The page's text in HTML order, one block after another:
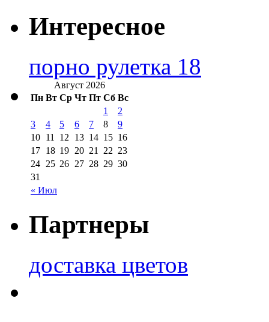
Интересное
порно рулетка 18
Август 2026
Пн Вт Ср Чт Пт Сб Вс
« Июл
1
2
3
4 5 6 7 8
9
10 11 12 13 14 15 16
17 18 19 20 21 22 23
24 25 26 27 28 29 30
31
Партнеры
доставка цветов